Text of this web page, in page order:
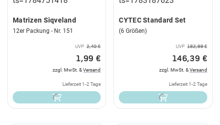
Matrizen Siqveland
12er Packung - Nr. 151
UVP 2,40 €
1,99 €
zzgl. MwSt. &Versand
Lieferzeit 1-2 Tage
CYTEC Standard Set
(6 Größen)
UVP 182,99 €
146,39 €
zzgl. MwSt. &Versand
Lieferzeit 1-2 Tage